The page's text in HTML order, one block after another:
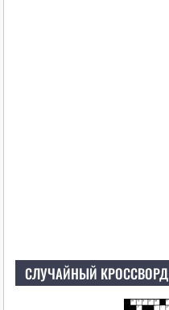
СЛУЧАЙНЫЙ КРОССВОРД